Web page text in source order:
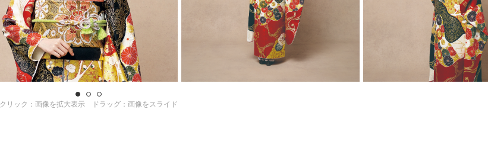
クリック：画像を拡大表示 ドラッグ：画像をスライド